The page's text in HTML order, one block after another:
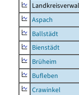
Aspach
Ballstädt
Bienstädt
Brüheim
Bufleben
Crawinkel